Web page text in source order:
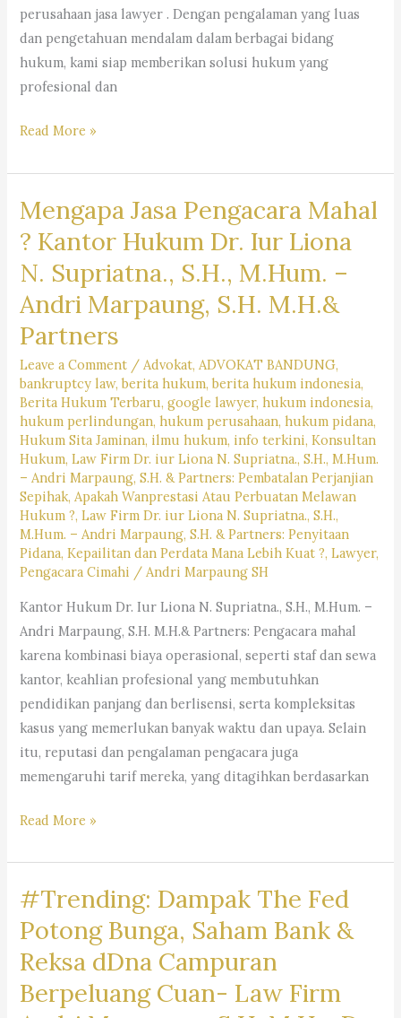
perusahaan jasa lawyer . Dengan pengalaman yang luas
dan pengetahuan mendalam dalam berbagai bidang
hukum, kami siap memberikan solusi hukum yang
profesional dan
#rekomendasipengacaraperusahaan,
#pencarianlawyer,
#pencarianadvokat,
#sarankantorhukum,
#saranpengacaraterbaikdibandung,
#pencariankuasahukum,
#pencarianbantuanhukum,
#pencarianjasapengacara,
#pencarianlembagabantuanhukum,
#pencarianlayananhukum,
#kotabandung,#pengacaralagiviral,
#trendingpengacara,
#pengacarahariini,
#kabupatenbandung,
#kotacimahi,
#kabupatenbandungbarat,
#rekomendasipengacaradijabar,
#kantorhukumterbaikdibandung,
#saranjasahukum,
#mencaripengacara,
#lagibutuhjasapengacara,
Read More »
Mengapa Jasa Pengacara Mahal
? Kantor Hukum Dr. Iur Liona
N. Supriatna., S.H., M.Hum. –
Andri Marpaung, S.H. M.H.&
Partners
Leave a Comment /Advokat,ADVOKAT BANDUNG,
bankruptcy law,berita hukum,berita hukum indonesia,
Berita Hukum Terbaru,google lawyer,hukum indonesia,
hukum perlindungan,hukum perusahaan,hukum pidana,
Hukum Sita Jaminan, ilmu hukum, info terkini,Konsultan
Hukum,Law Firm Dr. iur Liona N. Supriatna., S.H., M.Hum.
– Andri Marpaung, S.H. & Partners: Pembatalan Perjanjian
Sepihak, Apakah Wanprestasi Atau Perbuatan Melawan
Hukum ?,Law Firm Dr. iur Liona N. Supriatna., S.H.,
M.Hum. – Andri Marpaung, S.H. & Partners: Penyitaan
Pidana, Kepailitan dan Perdata Mana Lebih Kuat ?,Lawyer,
Pengacara Cimahi /Andri Marpaung SH
Kantor Hukum Dr. Iur Liona N. Supriatna., S.H., M.Hum. –
Andri Marpaung, S.H. M.H.& Partners: Pengacara mahal
karena kombinasi biaya operasional, seperti staf dan sewa
kantor, keahlian profesional yang membutuhkan
pendidikan panjang dan berlisensi, serta kompleksitas
kasus yang memerlukan banyak waktu dan upaya. Selain
itu, reputasi dan pengalaman pengacara juga
memengaruhi tarif mereka, yang ditagihkan berdasarkan
Mengapa
Pengacara
Mahal
Kantor
Hukum
Dr.
Iur
Read More »
#Trending: Dampak The Fed
Potong Bunga, Saham Bank &
Reksa dDna Campuran
Berpeluang Cuan- Law Firm